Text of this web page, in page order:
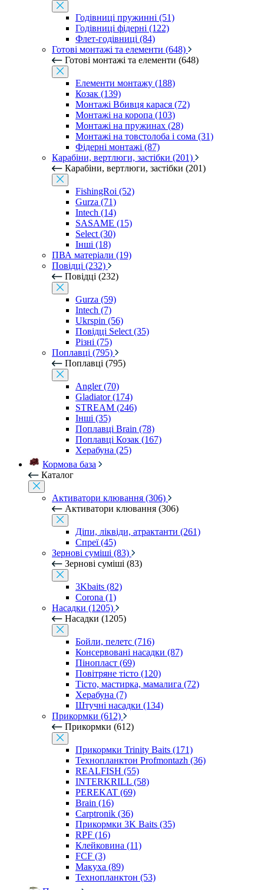
Годівниці пружинні (51)
Годівниці фідерні (122)
Флет-годівниці (84)
Готові монтажі та елементи (648)
Готові монтажі та елементи (648)
Елементи монтажу (188)
Козак (139)
Монтажі Вбивця карася (72)
Монтажі на коропа (103)
Монтажі на пружинах (28)
Монтажі на товстолоба і сома (31)
Фідерні монтажі (87)
Карабіни, вертлюги, застібки (201)
Карабіни, вертлюги, застібки (201)
FishingRoi (52)
Gurza (71)
Intech (14)
SASAME (15)
Select (30)
Інші (18)
ПВА матеріали (19)
Повідці (232)
Повідці (232)
Gurza (59)
Intech (7)
Ukrspin (56)
Повідці Select (35)
Різні (75)
Поплавці (795)
Поплавці (795)
Angler (70)
Gladiator (174)
STREAM (246)
Інші (35)
Поплавці Brain (78)
Поплавці Козак (167)
Херабуна (25)
Кормова база
Каталог
Активатори клювання (306)
Активатори клювання (306)
Діпи, ліквіди, атрактанти (261)
Спреї (45)
Зернові суміші (83)
Зернові суміші (83)
3Kbaits (82)
Corona (1)
Насадки (1205)
Насадки (1205)
Бойли, пелетс (716)
Консервовані насадки (87)
Пінопласт (69)
Повітряне тісто (120)
Тісто, мастирка, мамалига (72)
Херабуна (7)
Штучні насадки (134)
Прикормки (612)
Прикормки (612)
Прикормки Trinity Baits (171)
Технопланктон Profmontazh (36)
REALFISH (55)
INTERKRILL (58)
PEREKAT (69)
Brain (16)
Carptronik (36)
Прикормки 3K Baits (35)
RPF (16)
Клейковина (11)
FCF (3)
Макуха (89)
Технопланктон (53)